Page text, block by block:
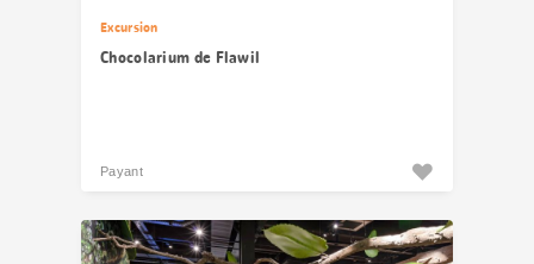
Excursion
Chocolarium de Flawil
Payant